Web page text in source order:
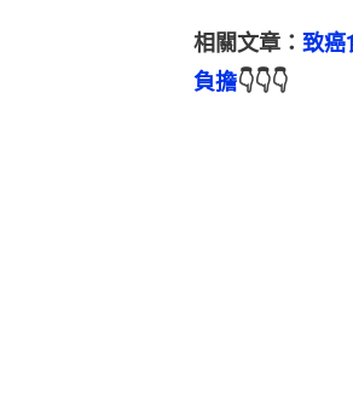
相關文章： 致癌
負擔👇👇👇